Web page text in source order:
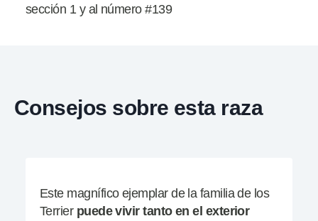
sección 1 y al número #139
Consejos sobre esta raza
Este magnífico ejemplar de la familia de los
Terrier puede vivir tanto en el exterior